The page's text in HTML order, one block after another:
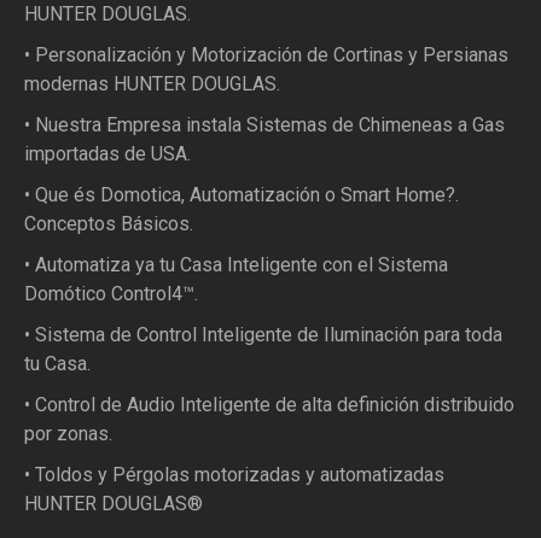
HUNTER DOUGLAS.
• Personalización y Motorización de Cortinas y Persianas
modernas HUNTER DOUGLAS.
• Nuestra Empresa instala Sistemas de Chimeneas a Gas
importadas de USA.
• Que és Domotica, Automatización o Smart Home?.
Conceptos Básicos.
• Automatiza ya tu Casa Inteligente con el Sistema
Domótico Control4™.
• Sistema de Control Inteligente de Iluminación para toda
tu Casa.
• Control de Audio Inteligente de alta definición distribuido
por zonas.
• Toldos y Pérgolas motorizadas y automatizadas
HUNTER DOUGLAS®